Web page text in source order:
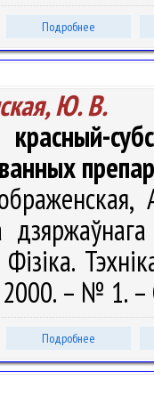
Подробнее
Ю. В.
– № 1.
Подробнее